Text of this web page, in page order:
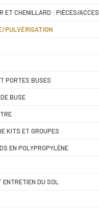
ET CHENILLARD : PIÈCES/
PULVÉRISATION
PORTES BUSES
BUSE
KITS ET GROUPES
EN POLYPROPYLÈNE
ENTRETIEN DU SOL